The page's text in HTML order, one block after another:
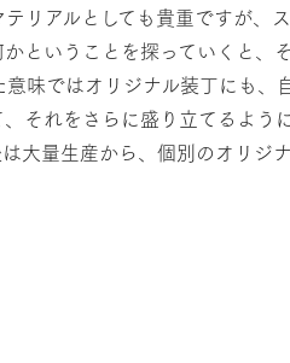
リアルとしても貴重ですが、
ということを探っていくと、
味ではオリジナル装丁にも
それをさらに盛り立てるよう
大量生産から、個別のオリジ